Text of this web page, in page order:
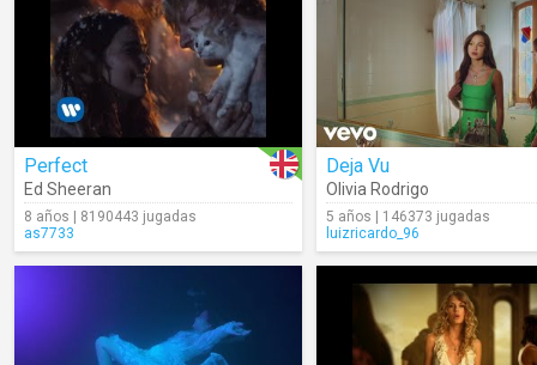
Perfect
Ed Sheeran
8 años | 8190443 jugadas
as7733
Deja Vu
Olivia Rodrigo
5 años | 146373 jugadas
luizricardo_96